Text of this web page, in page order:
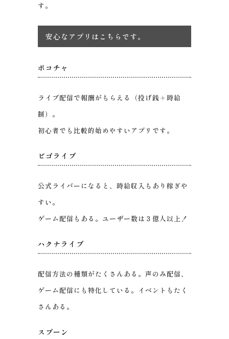
す。
安心なアプリはこちらです。
ポコチャ
ライブ配信で報酬がもらえる（投げ銭＋時給
制）。
初心者でも比較的始めやすいアプリです。
ビゴライブ
公式ライバーになると、時給収入もあり稼ぎや
すい。
ゲーム配信もある。ユーザー数は３億人以上！
ハクナライブ
配信方法の種類がたくさんある。声のみ配信、
ゲーム配信にも特化している。イベントもたく
さんある。
スプーン